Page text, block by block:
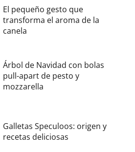
El pequeño gesto que
transforma el aroma de la
canela
Árbol de Navidad con bolas
pull-apart de pesto y
mozzarella
Galletas Speculoos: origen y
recetas deliciosas